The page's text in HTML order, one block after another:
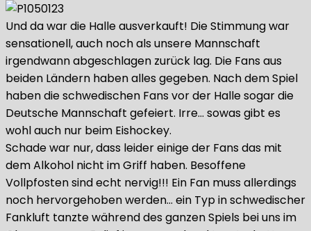
Und da war die Halle ausverkauft! Die Stimmung war
sensationell, auch noch als unsere Mannschaft
irgendwann abgeschlagen zurück lag. Die Fans aus
beiden Ländern haben alles gegeben. Nach dem Spiel
haben die schwedischen Fans vor der Halle sogar die
Deutsche Mannschaft gefeiert. Irre… sowas gibt es
wohl auch nur beim Eishockey.
Schade war nur, dass leider einige der Fans das mit
dem Alkohol nicht im Griff haben. Besoffene
Vollpfosten sind echt nervig!!! Ein Fan muss allerdings
noch hervorgehoben werden… ein Typ in schwedischer
Fankluft tanzte während des ganzen Spiels bei uns im